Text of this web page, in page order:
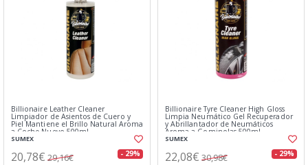
Billionaire Leather Cleaner
Limpiador de Asientos de Cuero y
Piel Mantiene el Brillo Natural Aroma
a Coche Nuevo 500ml
SUMEX
20,78€ 29,16€ - 29%
Billionaire Tyre Cleaner High Gloss
Limpia Neumático Gel Recuperador
y Abrillantador de Neumáticos
Aroma a Gominolas 500ml
SUMEX
22,08€ 30,98€ - 29%